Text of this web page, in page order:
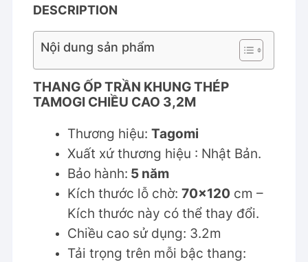
DESCRIPTION
Nội dung sản phẩm
THANG ỐP TRẦN KHUNG THÉP
TAMOGI CHIỀU CAO 3,2M
Thương hiệu:Tagomi
Xuất xứ thương hiệu : Nhật Bản.
Bảo hành: 5 năm
Kích thước lỗ chờ:70×120 cm –
Kích thước này có thể thay đổi.
Chiều cao sử dụng: 3.2m
Tải trọng trên mỗi bậc thang: